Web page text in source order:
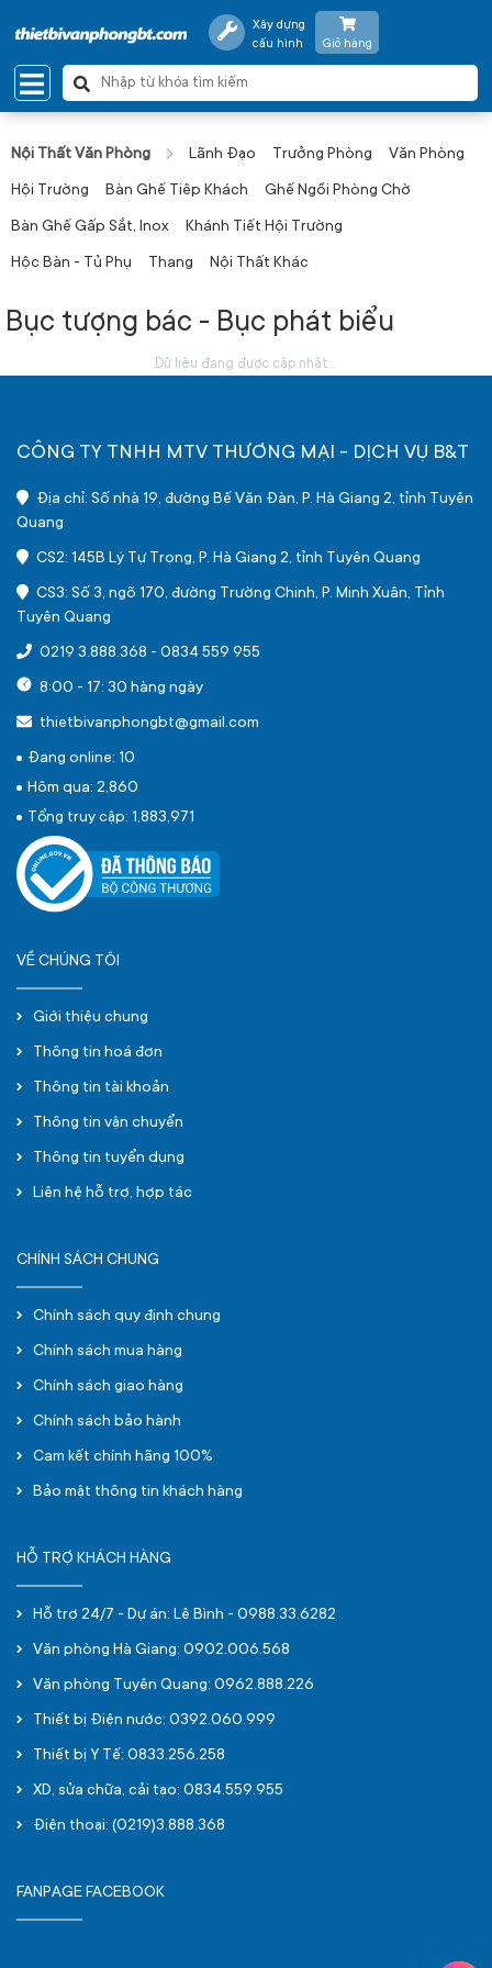
Xây dựng
cấu hình
Giỏ hàng
Nội Thất Văn Phòng Lãnh Đạo Trưởng Phòng Văn Phòng
Hội Trường Bàn Ghế Tiêp Khách Ghế Ngồi Phòng Chờ
Bàn Ghế Gấp Sắt, Inox Khánh Tiết Hội Trường
Hộc Bàn - Tủ Phụ Thang Nội Thất Khác
Bục tượng bác - Bục phát biểu
Dữ liệu đang được cập nhật...
CÔNG TY TNHH MTV THƯƠNG MẠI - DỊCH VỤ B&T
Địa chỉ: Số nhà 19, đường Bế Văn Đàn, P. Hà Giang 2, tỉnh Tuyên
Quang
CS2: 145B Lý Tự Trọng, P. Hà Giang 2, tỉnh Tuyên Quang
CS3: Số 3, ngõ 170, đường Trường Chinh, P. Minh Xuân, Tỉnh
Tuyên Quang
0219 3.888.368 - 0834 559 955
8:00 - 17: 30 hàng ngày
thietbivanphongbt@gmail.com
Đang online: 10
Hôm qua: 2,860
Tổng truy cập: 1,883,971
VỀ CHÚNG TÔI
Giới thiệu chung
Thông tin hoá đơn
Thông tin tài khoản
Thông tin vận chuyển
Thông tin tuyển dụng
Liên hệ hỗ trợ, hợp tác
CHÍNH SÁCH CHUNG
Chính sách quy định chung
Chính sách mua hàng
Chính sách giao hàng
Chính sách bảo hành
Cam kết chính hãng 100%
Bảo mật thông tin khách hàng
HỖ TRỢ KHÁCH HÀNG
Hỗ trợ 24/7 - Dự án: Lê Bình - 0988.33.6282
Văn phòng Hà Giang: 0902.006.568
Văn phòng Tuyên Quang: 0962.888.226
Thiết bị Điện nước: 0392.060.999
Thiết bị Y Tế: 0833.256.258
XD, sửa chữa, cải tạo: 0834.559.955
Điện thoại: (0219)3.888.368
FANPAGE FACEBOOK